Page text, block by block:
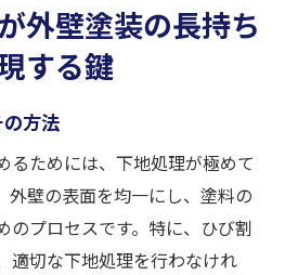
外壁塗装の長持ち
する鍵
方法
るためには、下地処理が極めて
外壁の表面を均一にし、塗料の
のプロセスです。特に、ひび割
適切な下地処理を行わなけれ